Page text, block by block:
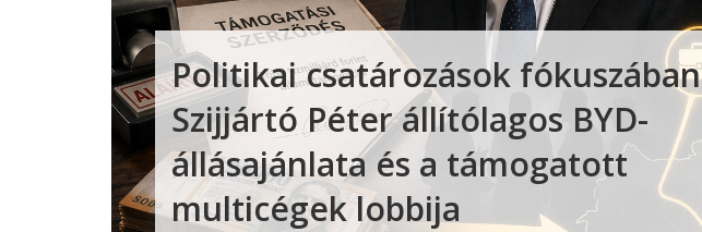
Politikai csatározások fókuszában
Szijjártó Péter állítólagos BYD-
állásajánlata és a támogatott
multicégek lobbija